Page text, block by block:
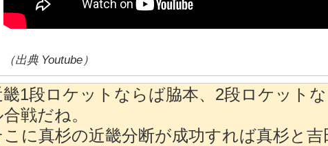
（出典 Youtube）
畿1段ロケットならば脇本、2段ロケット
合戦だね。
こに真杉の近畿分断が成功すれば真杉と